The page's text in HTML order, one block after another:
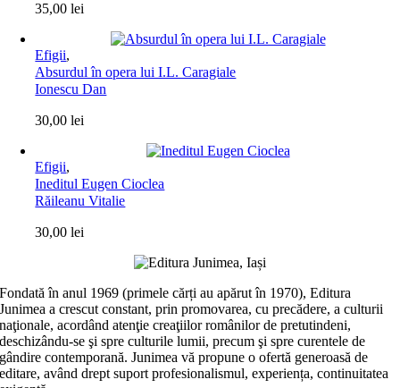
35,00lei
Efigii,
Absurdul în opera lui I.L. Caragiale
Ionescu Dan
30,00lei
Efigii,
Ineditul Eugen Cioclea
Răileanu Vitalie
30,00lei
Fondată în anul 1969 (primele cărți au apărut în 1970), Editura
Junimea a crescut constant, prin promovarea, cu precădere, a culturii
naţionale, acordând atenţie creaţiilor românilor de pretutindeni,
deschizându-se şi spre culturile lumii, precum şi spre curentele de
gândire contemporană. Junimea vă propune o ofertă generoasă de
editare, având drept suport profesionalismul, experiența, continuitatea